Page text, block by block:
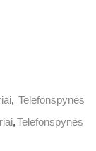
, Telefonspynės
,Telefonspynės